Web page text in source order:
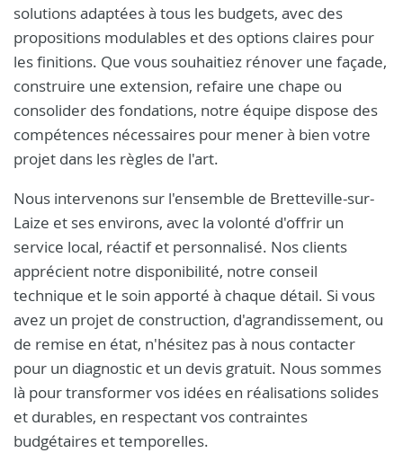
solutions adaptées à tous les budgets, avec des
propositions modulables et des options claires pour
les finitions. Que vous souhaitiez rénover une façade,
construire une extension, refaire une chape ou
consolider des fondations, notre équipe dispose des
compétences nécessaires pour mener à bien votre
projet dans les règles de l'art.
Nous intervenons sur l'ensemble de Bretteville-sur-
Laize et ses environs, avec la volonté d'offrir un
service local, réactif et personnalisé. Nos clients
apprécient notre disponibilité, notre conseil
technique et le soin apporté à chaque détail. Si vous
avez un projet de construction, d'agrandissement, ou
de remise en état, n'hésitez pas à nous contacter
pour un diagnostic et un devis gratuit. Nous sommes
là pour transformer vos idées en réalisations solides
et durables, en respectant vos contraintes
budgétaires et temporelles.